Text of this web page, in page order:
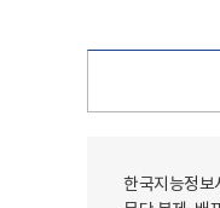
한국지능정보